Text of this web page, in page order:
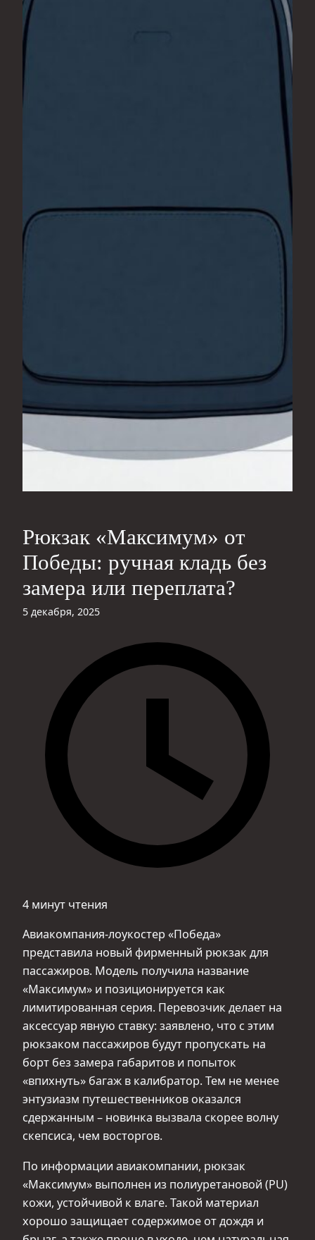
Рюкзак «Максимум» от
Победы: ручная кладь без
замера или переплата?
5 декабря, 2025
4 минут чтения
Авиакомпания‑лоукостер «Победа»
представила новый фирменный рюкзак для
пассажиров. Модель получила название
«Максимум» и позиционируется как
лимитированная серия. Перевозчик делает на
аксессуар явную ставку: заявлено, что с этим
рюкзаком пассажиров будут пропускать на
борт без замера габаритов и попыток
«впихнуть» багаж в калибратор. Тем не менее
энтузиазм путешественников оказался
сдержанным – новинка вызвала скорее волну
скепсиса, чем восторгов.
По информации авиакомпании, рюкзак
«Максимум» выполнен из полиуретановой (PU)
кожи, устойчивой к влаге. Такой материал
хорошо защищает содержимое от дождя и